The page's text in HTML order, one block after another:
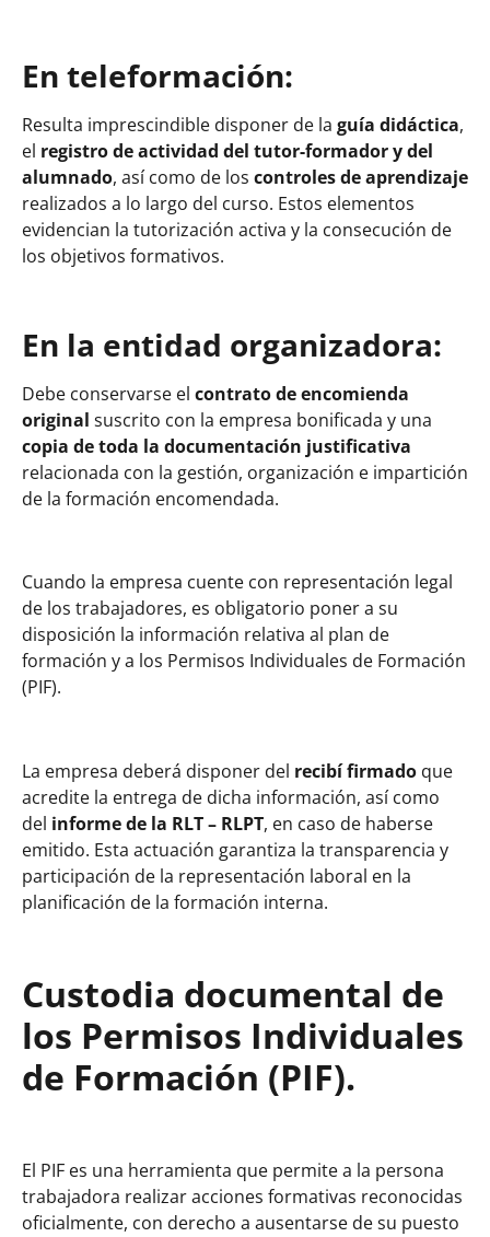
En teleformación:
Resulta imprescindible disponer de la guía didáctica,
el registro de actividad del tutor-formador y del
alumnado, así como de los controles de aprendizaje
realizados a lo largo del curso. Estos elementos
evidencian la tutorización activa y la consecución de
los objetivos formativos.
En la entidad organizadora:
Debe conservarse el contrato de encomienda
original suscrito con la empresa bonificada y una
copia de toda la documentación justificativa
relacionada con la gestión, organización e impartición
de la formación encomendada.
Cuando la empresa cuente con representación legal
de los trabajadores, es obligatorio poner a su
disposición la información relativa al plan de
formación y a los Permisos Individuales de Formación
(PIF).
La empresa deberá disponer del recibí firmado que
acredite la entrega de dicha información, así como
del informe de la RLT – RLPT, en caso de haberse
emitido. Esta actuación garantiza la transparencia y
participación de la representación laboral en la
planificación de la formación interna.
Custodia documental de
los Permisos Individuales
de Formación (PIF).
El PIF es una herramienta que permite a la persona
trabajadora realizar acciones formativas reconocidas
oficialmente, con derecho a ausentarse de su puesto